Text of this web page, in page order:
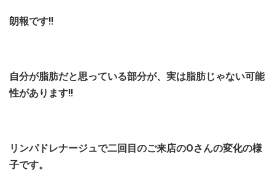
朗報です!!
自分が脂肪だと思っている部分が、 実は脂肪じゃない可能
性があります!!
リンパドレナージュで二回目のご来店のOさんの変化の様
子です。